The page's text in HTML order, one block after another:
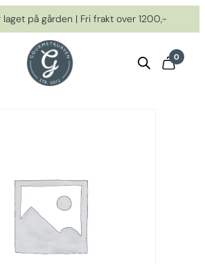
laget på gården | Fri frakt over 1200,-
0